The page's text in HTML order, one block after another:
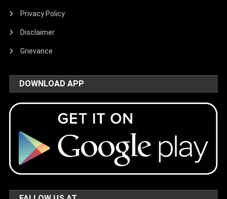
Privacy Policy
Disclaimer
Grievance
DOWNLOAD APP